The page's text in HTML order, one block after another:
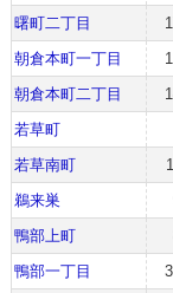
曙町二丁目
朝倉本町一丁目
朝倉本町二丁目
若草町
若草南町
鵜来巣
鴨部上町
鴨部一丁目